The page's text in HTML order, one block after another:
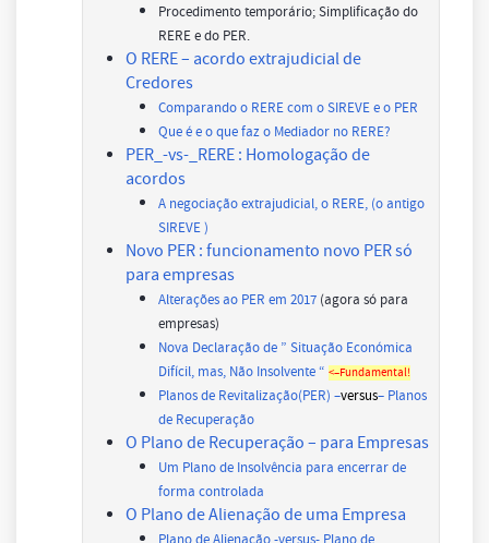
Procedimento temporário; Simplificação do
RERE e do PER.
O RERE – acordo extrajudicial de
Credores
Comparando o RERE com o SIREVE e o PER
Que é e o que faz o Mediador no RERE?
PER_-vs-_RERE : Homologação de
acordos
A negociação extrajudicial, o RERE, (o antigo
SIREVE )
Novo PER : funcionamento novo PER só
para empresas
Alterações ao PER em 2017 (agora só para
empresas)
Nova Declaração de ” Situação Económica
Difícil, mas, Não Insolvente “ <–Fundamental!
Planos de Revitalização(PER) –versus– Planos
de Recuperação
O Plano de Recuperação – para Empresas
Um Plano de Insolvência para encerrar de
forma controlada
O Plano de Alienação de uma Empresa